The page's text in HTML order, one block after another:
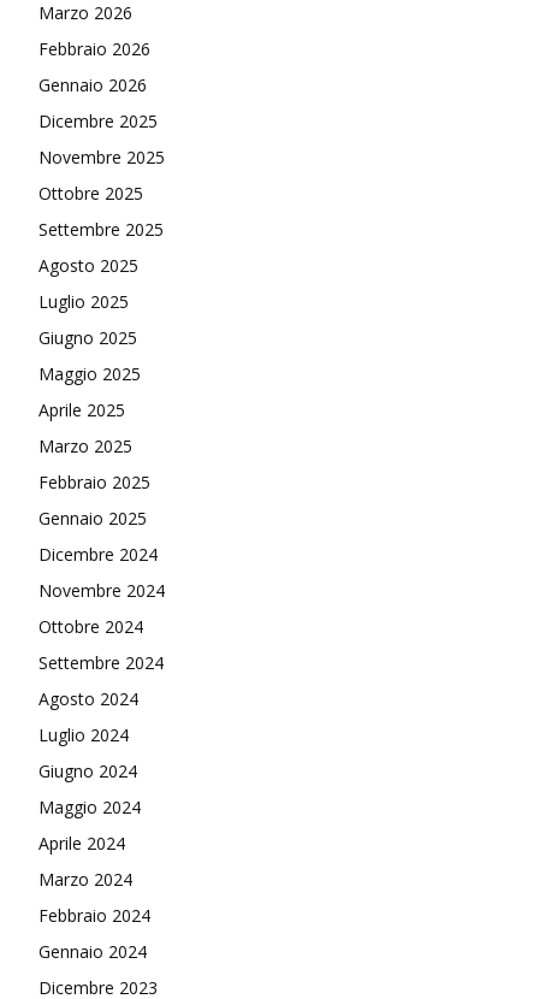
Marzo 2026
Febbraio 2026
Gennaio 2026
Dicembre 2025
Novembre 2025
Ottobre 2025
Settembre 2025
Agosto 2025
Luglio 2025
Giugno 2025
Maggio 2025
Aprile 2025
Marzo 2025
Febbraio 2025
Gennaio 2025
Dicembre 2024
Novembre 2024
Ottobre 2024
Settembre 2024
Agosto 2024
Luglio 2024
Giugno 2024
Maggio 2024
Aprile 2024
Marzo 2024
Febbraio 2024
Gennaio 2024
Dicembre 2023